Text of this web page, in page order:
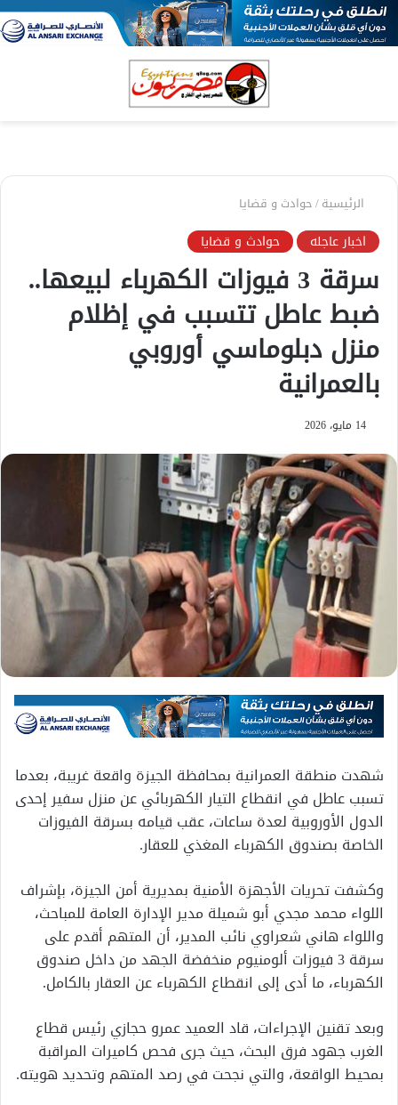
الرئيسية/حوادث و قضايا
اخبار عاجله حوادث و قضايا
سرقة 3 فيوزات الكهرباء لبيعها..
ضبط عاطل تتسبب في إظلام
منزل دبلوماسي أوروبي
بالعمرانية
14 مايو، 2026
شهدت منطقة العمرانية بمحافظة الجيزة واقعة غريبة، بعدما
تسبب عاطل في انقطاع التيار الكهربائي عن منزل سفير إحدى
الدول الأوروبية لعدة ساعات، عقب قيامه بسرقة الفيوزات
الخاصة بصندوق الكهرباء المغذي للعقار.
وكشفت تحريات الأجهزة الأمنية بمديرية أمن الجيزة، بإشراف
اللواء محمد مجدي أبو شميلة مدير الإدارة العامة للمباحث،
واللواء هاني شعراوي نائب المدير، أن المتهم أقدم على
سرقة 3 فيوزات ألومنيوم منخفضة الجهد من داخل صندوق
الكهرباء، ما أدى إلى انقطاع الكهرباء عن العقار بالكامل.
وبعد تقنين الإجراءات، قاد العميد عمرو حجازي رئيس قطاع
الغرب جهود فرق البحث، حيث جرى فحص كاميرات المراقبة
بمحيط الواقعة، والتي نجحت في رصد المتهم وتحديد هويته.